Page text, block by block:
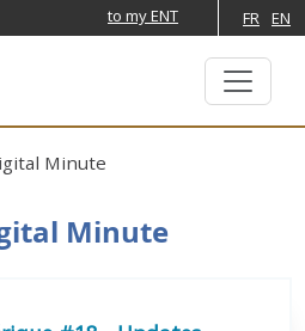
to my ENT FR EN
Minute
Minute